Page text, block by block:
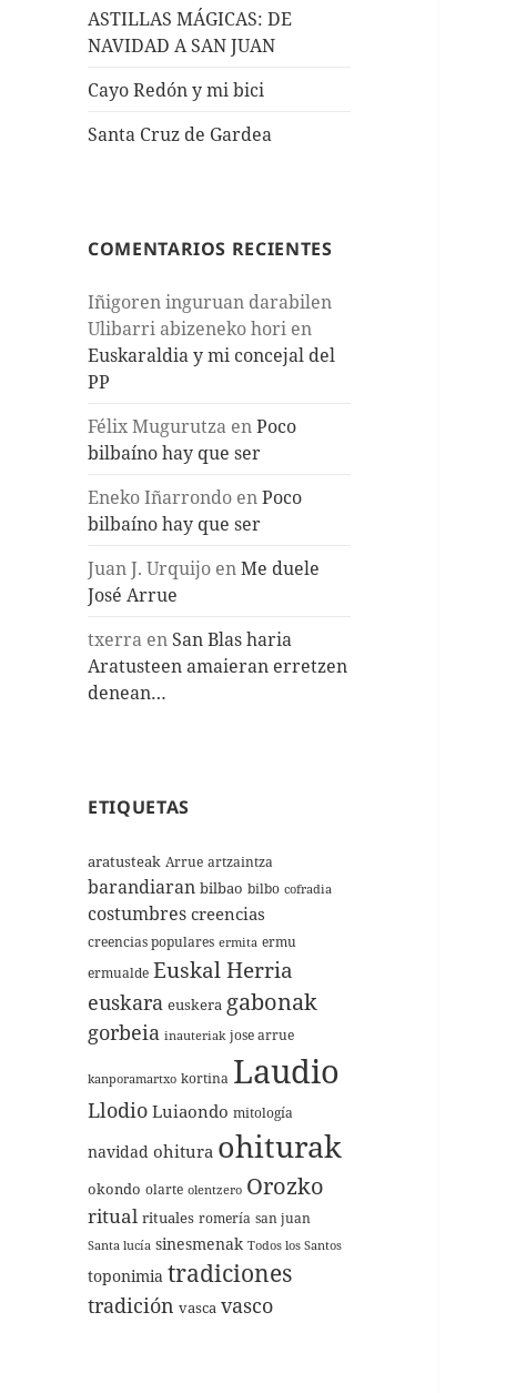
ASTILLAS MÁGICAS: DE
NAVIDAD A SAN JUAN
Cayo Redón y mi bici
Santa Cruz de Gardea
COMENTARIOS RECIENTES
Iñigoren inguruan darabilen
Ulibarri abizeneko hori en
Euskaraldia y mi concejal del
PP
Félix Mugurutza enPoco
bilbaíno hay que ser
Eneko Iñarrondo enPoco
bilbaíno hay que ser
Juan J. Urquijo enMe duele
José Arrue
txerra en San Blas haria
Aratusteen amaieran erretzen
denean…
ETIQUETAS
aratusteak Arrue artzaintza
barandiaran bilbao bilbo cofradia
costumbres creencias
creencias populares ermita ermu
ermualde Euskal Herria
euskara euskera gabonak
gorbeia inauteriak jose arrue
kanporamartxo kortina Laudio
Llodio Luiaondo mitología
navidad ohitura ohiturak
okondo olarte olentzero Orozko
ritual rituales romería san juan
Santa lucía sinesmenak Todos los Santos
toponimia tradiciones
tradición vasca vasco